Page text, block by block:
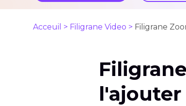
Acceuil > Filigrane Video > Filigrane